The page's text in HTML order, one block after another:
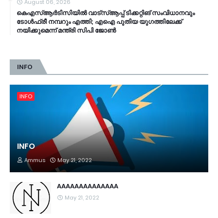
August 06, 2026
കെഎസ്ആര്‍ടിസിയിൽ വാട്‌സ്ആപ്പ് ടിക്കറ്റിങ് സംവിധാനവും
ടോൾഫ്രീ നമ്പറും എത്തി; എഐ പുതിയ യുഗത്തിലേക്ക്
നയിക്കുമെന്ന് മന്ത്രി സിപി ജോൺ
INFO
INFO
INFO
Ammus May 21, 2022
AAAAAAAAAAAAAA
May 21, 2022